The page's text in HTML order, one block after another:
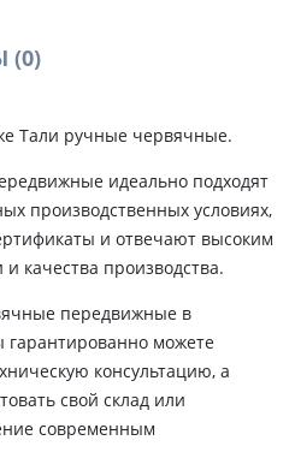
(0)
Тали ручные червячные.
идеально подходят
производственных условиях,
и отвечают высоким
качества производства.
передвижные в
можете
консультацию, а
свой склад или
современным